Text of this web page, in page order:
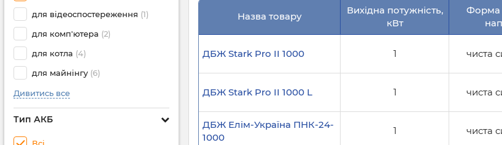
для відеоспостереження (1)
для комп'ютера (2)
для котла (4)
для майнінгу (6)
Дивитись все
Тип АКБ
Назва товару
Вихідна потужність,
кВт
Форма
ДБЖ Stark Pro II 1000 1 чиста
ДБЖ Stark Pro II 1000 L 1 чиста
ДБЖ Елім-Україна ПНК-24-
1000
1 чиста